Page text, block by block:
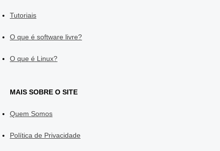
Tutoriais
O que é software livre?
O que é Linux?
MAIS SOBRE O SITE
Quem Somos
Política de Privacidade